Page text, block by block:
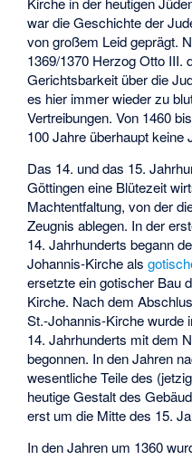
war die Geschichte der
von großem Leid geprägt.
1369/1370 Herzog Otto III.
Gerichtsbarkeit über die
es hier immer wieder zu
Vertreibungen. Von 1460
100 Jahre überhaupt keine
Das 14. und das 15.
Göttingen eine Blütezeit
Machtentfaltung, von der
Zeugnis ablegen. In der
14. Jahrhunderts begann
Johannis-Kirche als
ersetzte ein gotischer Bau
Kirche. Nach dem
St.-Johannis-Kirche wurde
14. Jahrhunderts mit dem
begonnen. In den Jahren
wesentliche Teile des
heutige Gestalt des
erst um die Mitte des 15.
In den Jahren um 1360